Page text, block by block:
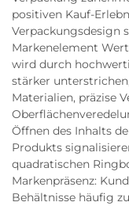
positiven Kauf-
Verpackungsdesign
Markenelement
wird durch
stärker
Materialien, präzise
Öffnen des Inhalts
Produkts
quadratischen
Markenpräsenz:
Behältnisse häufig